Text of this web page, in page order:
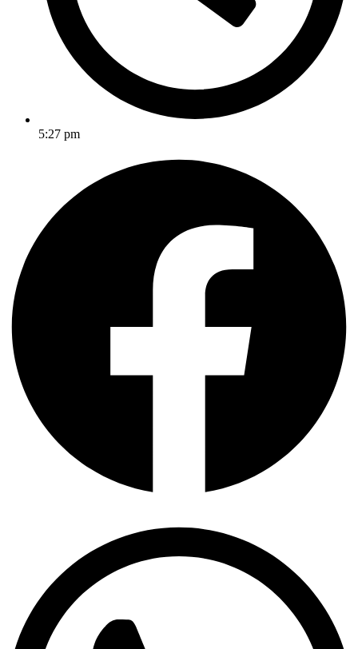
5:27 pm